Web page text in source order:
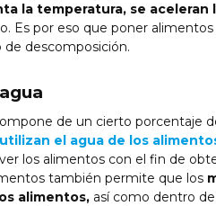
la temperatura, se aceleran
Es por eso que poner
de descomposición.
de un cierto porcentaje
el agua de los
los alimentos con el fin de
también permite que los
alimentos, así como dentro